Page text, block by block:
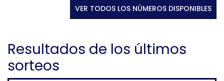
VER TODOS LOS NÚMEROS DISPONIBLES
Resultados de los últimos
sorteos